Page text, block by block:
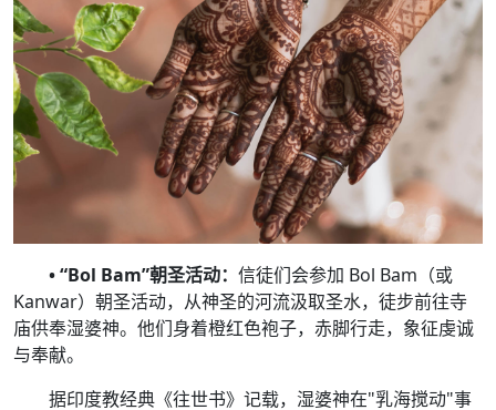
• “Bol Bam”朝圣活动： 信徒们会参加 Bol Bam（或
Kanwar）朝圣活动，从神圣的河流汲取圣水，徒步前往寺
庙供奉湿婆神。他们身着橙红色袍子，赤脚行走，象征虔诚
与奉献。
据印度教经典《往世书》记载，湿婆神在"乳海搅动"事